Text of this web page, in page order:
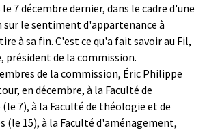
7 décembre dernier, dans le cadre d'une
le sentiment d'appartenance à
à sa fin. C'est ce qu'a fait savoir au Fil,
président de la commission.
de la commission, Éric Philippe
en décembre, à la Faculté de
7), à la Faculté de théologie et de
(le 15), à la Faculté d'aménagement,